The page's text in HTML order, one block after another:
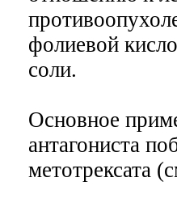
фолиевой
соли.
Основное
антагониста
метотрексата